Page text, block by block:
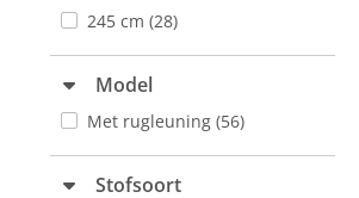
245 cm (28)
Model
Met rugleuning (56)
Stofsoort